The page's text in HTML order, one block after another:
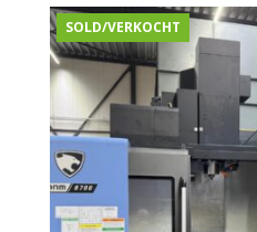
SOLD/VERKOCHT